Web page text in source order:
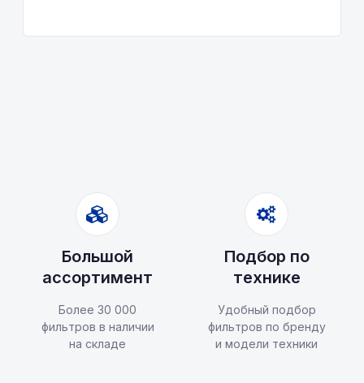
Большой
ассортимент
Более 30 000
фильтров в наличии
на складе
Подбор по
технике
Удобный подбор
фильтров по бренду
и модели техники